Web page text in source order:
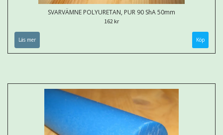
SVARVÄMNE POLYURETAN, PUR 90 ShA 50mm
162 kr
Läs mer Köp